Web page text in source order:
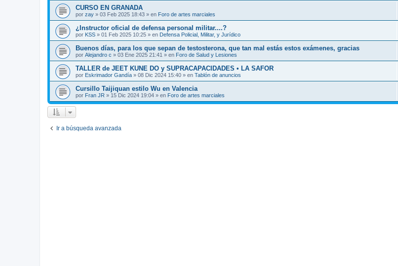
CURSO EN GRANADA
por zay » 03 Feb 2025 18:43 » en Foro de artes marciales
¿Instructor oficial de defensa personal militar....?
por KSS » 01 Feb 2025 10:25 » en Defensa Policial, Militar, y Jurídico
Buenos días, para los que sepan de testosterona, que tan mal estás estos exámenes, gracias
por Alejandro c » 03 Ene 2025 21:41 » en Foro de Salud y Lesiones
TALLER de JEET KUNE DO y SUPRACAPACIDADES • LA SAFOR
por Eskrimador Gandía » 08 Dic 2024 15:40 » en Tablón de anuncios
Cursillo Taijiquan estilo Wu en Valencia
por Fran JR » 15 Dic 2024 19:04 » en Foro de artes marciales
Ir a búsqueda avanzada